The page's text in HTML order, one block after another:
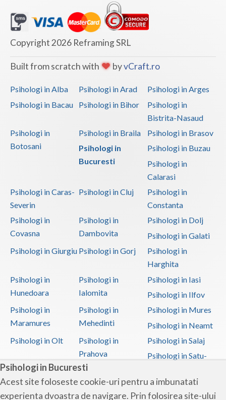
Psihologi in Bucuresti
Acest site foloseste cookie-uri pentru a imbunatati
experienta dvoastra de navigare. Prin folosirea site-ului
Copyright 2026 Reframing SRL
Built from scratch with byvCraft.ro
Psihologi in Alba Psihologi in Arad
Psihologi in Arges
Psihologi in Bacau
Psihologi in Bihor
Psihologi in
Bistrita-Nasaud
Psihologi in
Botosani
Psihologi in Braila
Psihologi in Brasov
Psihologi in
Bucuresti
Psihologi in Buzau
Psihologi in
Calarasi
Psihologi in Caras-
Severin
Psihologi in Cluj
Psihologi in
Constanta
Psihologi in
Covasna
Psihologi in
Dambovita
Psihologi in Dolj
Psihologi in Galati
Psihologi in Giurgiu Psihologi in Gorj
Psihologi in
Harghita
Psihologi in
Hunedoara
Psihologi in
Ialomita
Psihologi in Iasi
Psihologi in Ilfov
Psihologi in
Maramures
Psihologi in
Mehedinti
Psihologi in Mures
Psihologi in Neamt
Psihologi in Olt
Psihologi in
Prahova
Psihologi in Salaj
Psihologi in Satu-
Psihologi in Sibiu
Psihologi in
Suceava
Psihologi in
Teleorman